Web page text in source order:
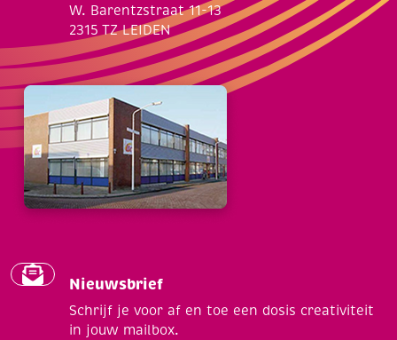
W. Barentzstraat 11-13
2315 TZ LEIDEN
Nieuwsbrief
Schrijf je voor af en toe een dosis creativiteit
in jouw mailbox.